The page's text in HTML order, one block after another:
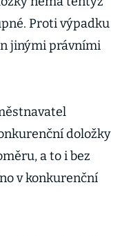
Proti výpadku
jinými právními
doložky
a to i bez
v konkurenční